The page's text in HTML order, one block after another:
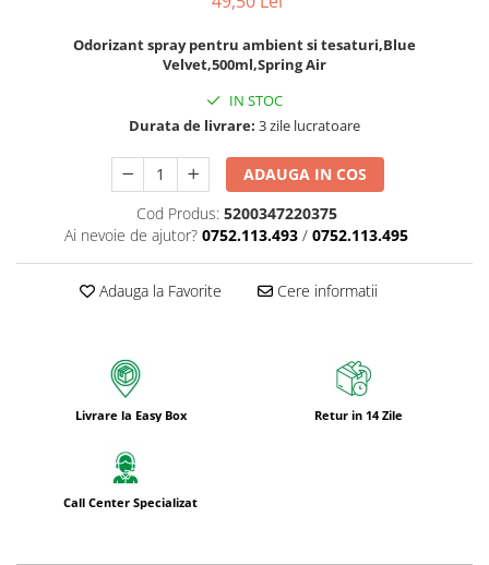
Odorizant spray pentru ambient si tesaturi,Blue
Velvet,500ml,Spring Air
IN STOC
Durata de livrare: 3 zile lucratoare
ADAUGA IN COS
Cod Produs: 5200347220375
Ai nevoie de ajutor? 0752.113.493 / 0752.113.495
Adauga la Favorite Cere informatii
Livrare la Easy Box Retur in 14 Zile
Call Center Specializat